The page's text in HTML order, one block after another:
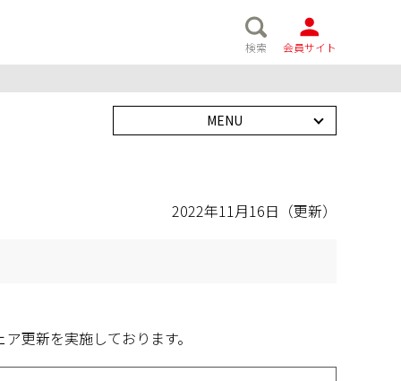
検索 会員サイト
MENU
2022年11月16日（更新）
更新を実施しております。